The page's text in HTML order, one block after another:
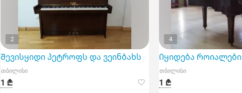
2
Შევისყიდი პეტროფს და ვეინბახს მაღალ ფასად
თბილისი
1 ₾
4
Იყიდება როიალები
თბილისი
1 ₾